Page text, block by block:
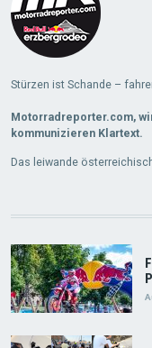
Stürzen ist Schande –
Motorradreporter.com,
kommunizieren Klartext.
Das leiwande